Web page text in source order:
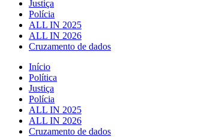
Justiça
Polícia
ALL IN 2025
ALL IN 2026
Cruzamento de dados
Início
Política
Justiça
Polícia
ALL IN 2025
ALL IN 2026
Cruzamento de dados